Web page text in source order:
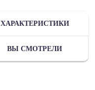
ХАРАКТЕРИСТИКИ
ВЫ СМОТРЕЛИ